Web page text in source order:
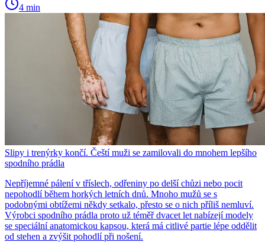
4 min
Slipy i trenýrky končí. Čeští muži se zamilovali do mnohem lepšího
spodního prádla
Nepříjemné pálení v tříslech, odřeniny po delší chůzi nebo pocit
nepohodlí během horkých letních dnů. Mnoho mužů se s
podobnými obtížemi někdy setkalo, přesto se o nich příliš nemluví.
Výrobci spodního prádla proto už téměř dvacet let nabízejí modely
se speciální anatomickou kapsou, která má citlivé partie lépe oddělit
od stehen a zvýšit pohodlí při nošení.